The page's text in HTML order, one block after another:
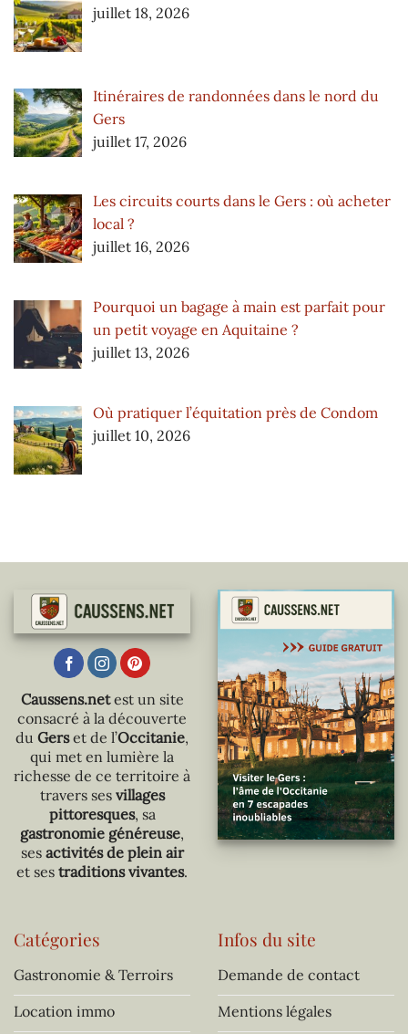
juillet 18, 2026
Itinéraires de randonnées dans le nord du
Gers
juillet 17, 2026
Les circuits courts dans le Gers : où acheter
local ?
juillet 16, 2026
Pourquoi un bagage à main est parfait pour
un petit voyage en Aquitaine ?
juillet 13, 2026
Où pratiquer l’équitation près de Condom
juillet 10, 2026
Caussens.netest un site
consacré à la découverte
du Gerset de l’Occitanie,
qui met en lumière la
richesse de ce territoire à
travers ses villages
pittoresques, sa
gastronomie généreuse,
ses activités de plein air
et ses traditions vivantes.
Catégories
Gastronomie & Terroirs
Location immo
Infos du site
Demande de contact
Mentions légales